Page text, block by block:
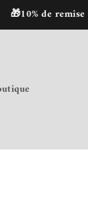
de remise avec